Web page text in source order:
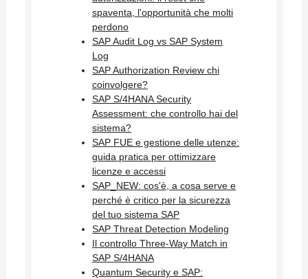
spaventa, l'opportunità che molti
perdono
SAP Audit Log vs SAP System
Log
SAP Authorization Review chi
coinvolgere?
SAP S/4HANA Security
Assessment: che controllo hai del
sistema?
SAP FUE e gestione delle utenze:
guida pratica per ottimizzare
licenze e accessi
SAP_NEW: cos'è, a cosa serve e
perché è critico per la sicurezza
del tuo sistema SAP
SAP Threat Detection Modeling
Il controllo Three-Way Match in
SAP S/4HANA
Quantum Security e SAP: